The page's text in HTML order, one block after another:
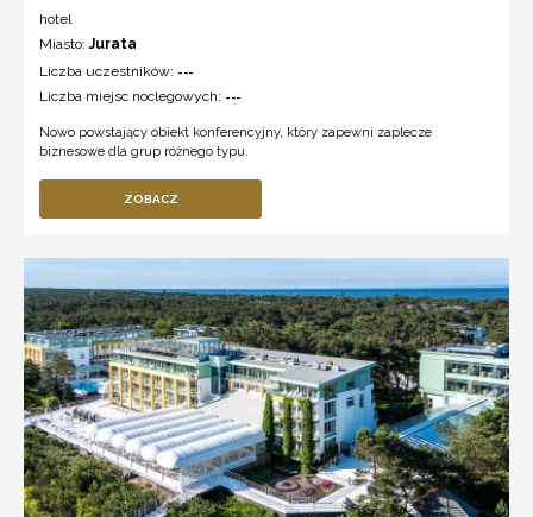
hotel
Miasto:Jurata
Liczba uczestników: ---
Liczba miejsc noclegowych: ---
Nowo powstający obiekt konferencyjny, który zapewni zaplecze
biznesowe dla grup różnego typu.
ZOBACZ